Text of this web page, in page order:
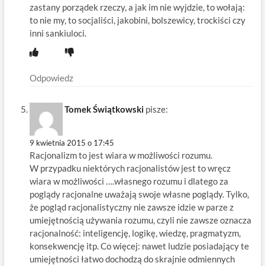
zastany porządek rzeczy, a jak im nie wyjdzie, to wołają:
to nie my, to socjaliści, jakobini, bolszewicy, trockiści czy
inni sankiuloci.
Odpowiedz
Tomek Świątkowski pisze:
9 kwietnia 2015 o 17:45
Racjonalizm to jest wiara w możliwości rozumu.
W przypadku niektórych racjonalistów jest to wręcz
wiara w możliwości ….własnego rozumu i dlatego za
poglądy racjonalne uważają swoje własne poglądy. Tylko,
że pogląd racjonalistyczny nie zawsze idzie w parze z
umiejętnością używania rozumu, czyli nie zawsze oznacza
racjonalność: inteligencję, logikę, wiedzę, pragmatyzm,
konsekwencję itp. Co więcej: nawet ludzie posiadający te
umiejętności łatwo dochodzą do skrajnie odmiennych